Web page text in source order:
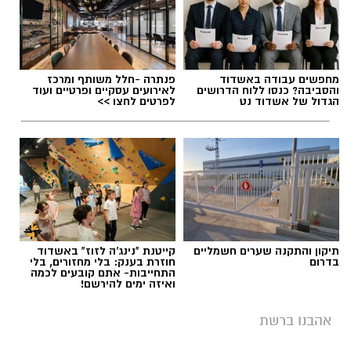
הזמר הבריטי בוי ג'ורג', מהקולות המזוהים ביותר
עם עולם הפופ של שנות ה־80, מצא את עצמו
בימים האחרונים במרכז סערה בינלאומית בעקבות
שיר חדש שבו הוא מביע תמיכה בישראל ובקורבנות
מתקפת הטרור של 7 באוקטובר. השיר, שנקרא
"
We Will Dance Again
" ("עוד נרקוד"), זוכה
סוער בקרב מעריצים, אמנים ופעילים ברחבי
העולם.
בתור מי שגדל בשנות השמונים שמרתי במשך שנים
סימפטיה לשירים של
מועדון תרבות. לפני
המלחמה כמעט הצלחתי לתפוס את בוי ג'ורג'
מופיע באיזה פסטיבל, אבל כמו הקריירה שלו
שירים שהפכו את הפוליטיקה הישראלית לפזמון
מחפשים עבודה באשדוד
והסביבה? כנסו ללוח הדרושים
הגדול של אשדוד נט
פנתרה -חלל משותף ומרכז
לאירועים עסקיים ופרטיים ועוד
לפרטים לחצו >>
תיקון והתקנה שערים חשמליים
בדרום
קייטנת "נינג'ה לזוז" באשדוד
חוזרת בענק: בלי מחזורים, בלי
התחייבות- אתם קובעים לכמה
ואיזה ימים להירשם!
אהבנו ברשת